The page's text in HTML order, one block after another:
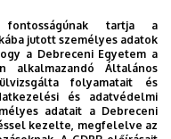
a Debreceni
számára
célunk, hogy
a
elérhető
tartja a
jutott személyes adatok
a Debreceni Egyetem a
alkalmazandó Általános
folyamatait és
és adatvédelmi
adatait a Debreceni
kezelte, megfelelve az